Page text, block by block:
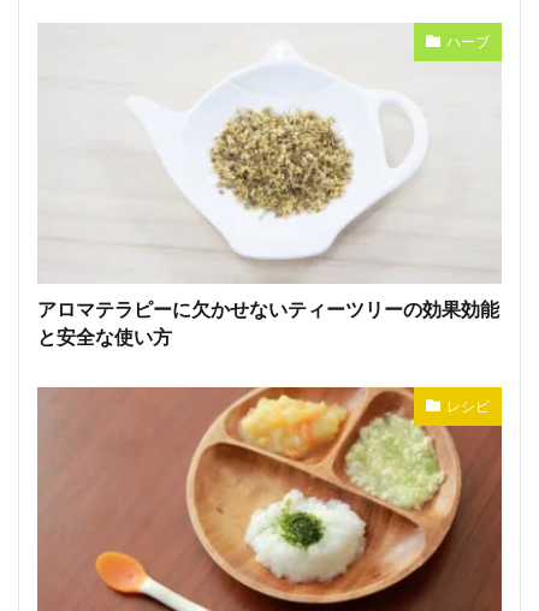
ハーブ
アロマテラピーに欠かせないティーツリーの効果効能
と安全な使い方
レシピ